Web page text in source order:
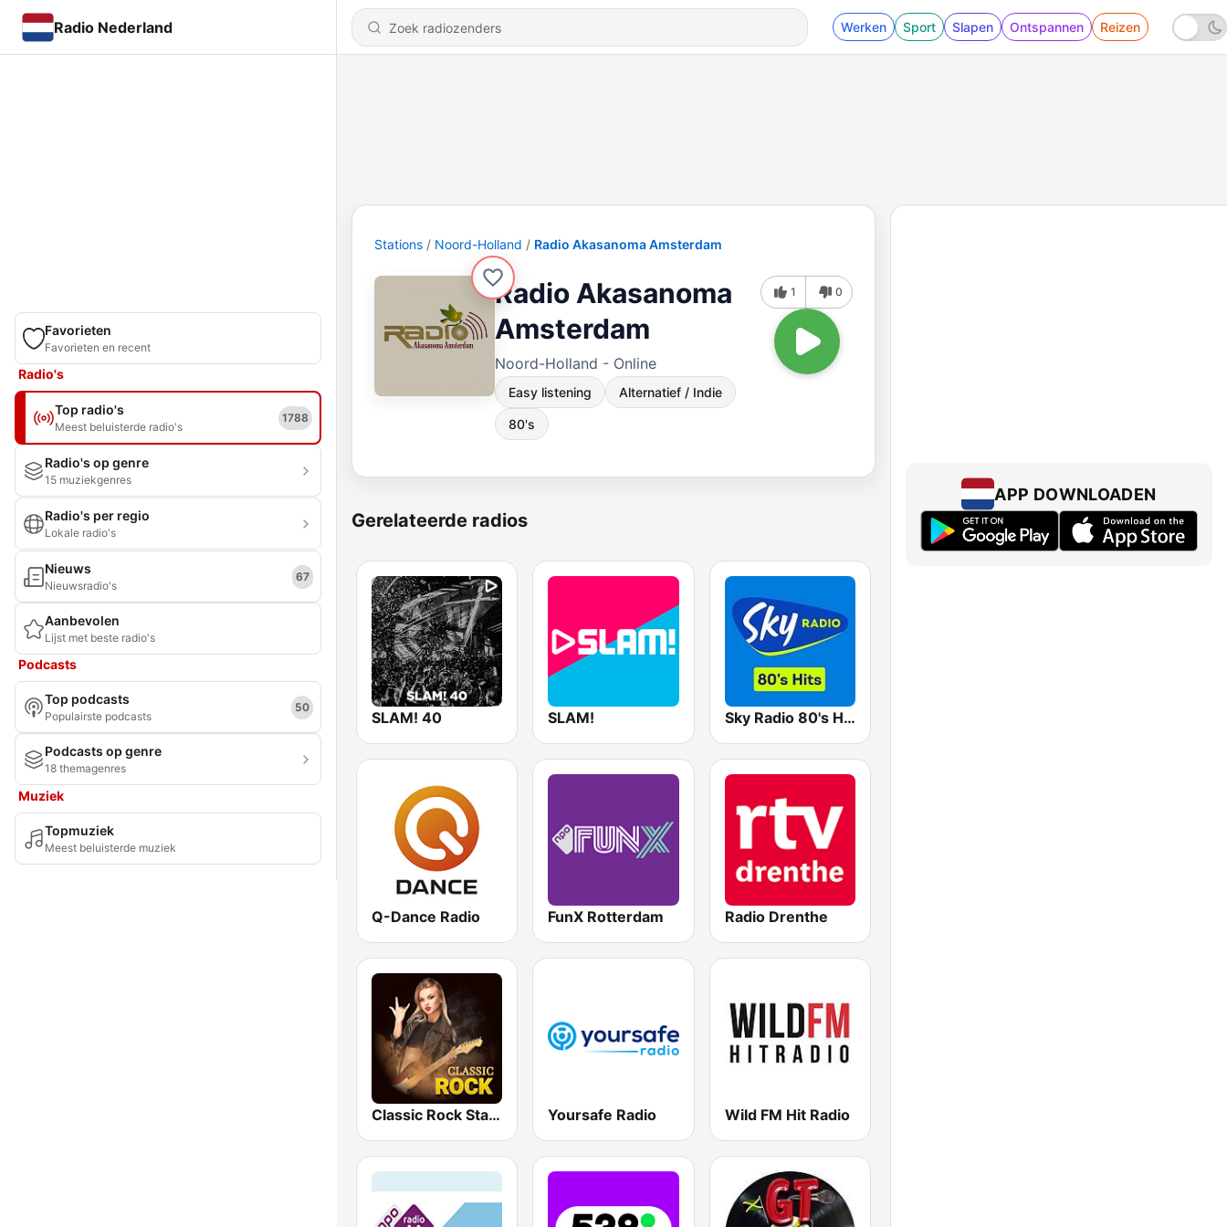
Radio Nederland Werken Sport Slapen Ontspannen Reizen
Favorieten
Favorieten en recent
Radio's
Top radio's
Meest beluisterde radio's
1788
Radio's op genre
15 muziekgenres
Radio's per regio
Lokale radio's
Nieuws
Nieuwsradio's
67
Aanbevolen
Lijst met beste radio's
Podcasts
Top podcasts
Populairste podcasts
50
Podcasts op genre
18 themagenres
Muziek
Topmuziek
Meest beluisterde muziek
Stations Noord-Holland Radio Akasanoma Amsterdam
Radio Akasanoma
Amsterdam
Noord-Holland - Online
Easy listening Alternatief / Indie
80's
1 0
Gerelateerde radios
SLAM! 40 SLAM! Sky Radio 80's Hits
Q-Dance Radio FunX Rotterdam Radio Drenthe
Classic Rock Station Yoursafe Radio Wild FM Hit Radio
APP DOWNLOADEN